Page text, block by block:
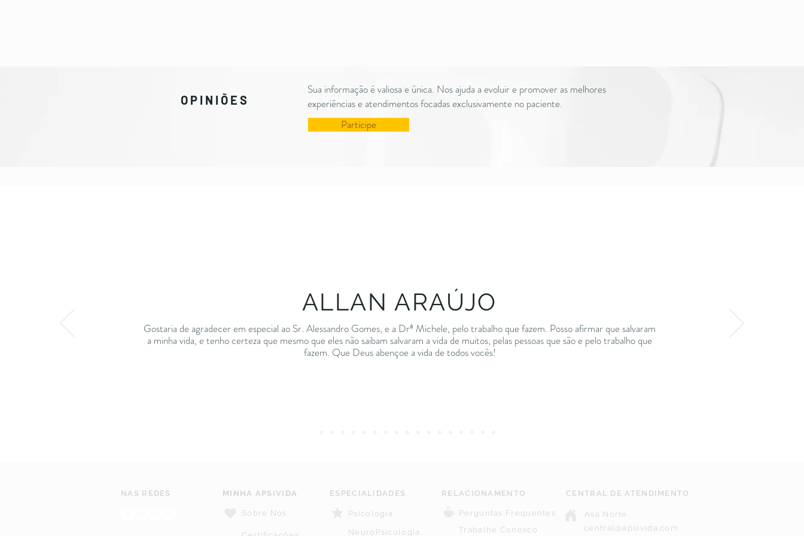
OPINIÕES
Sua informação é valiosa e única. Nos ajuda a evoluir e promover as melhores
experiências e atendimentos focadas exclusivamente no paciente.
Participe
ALLAN ARAÚJO
Gostaria de agradecer em especial ao Sr. Alessandro Gomes, e a Drª Michele, pelo trabalho que fazem. Posso afirmar que salvaram
a minha vida, e tenho certeza que mesmo que eles não saibam salvaram a vida de muitos, pelas pessoas que são e pelo trabalho que
fazem. Que Deus abençoe a vida de todos vocês!
NAS REDES MINHA APSIVIDA
Sobre Nós
ESPECIALIDADES
Psicologia
NeuroPsicologia
RELACIONAMENTO
Perguntas Frequentes
Trabalhe Conosco
CENTRAL DE ATENDIMENTO
Asa Norte
central@apsivida.com